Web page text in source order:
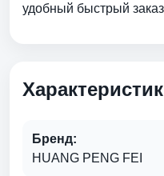
удобный быстрый
Бренд:
HUANG PENG FEI